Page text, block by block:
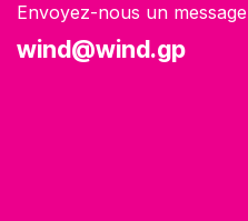
Envoyez-nous un message
wind@wind.gp